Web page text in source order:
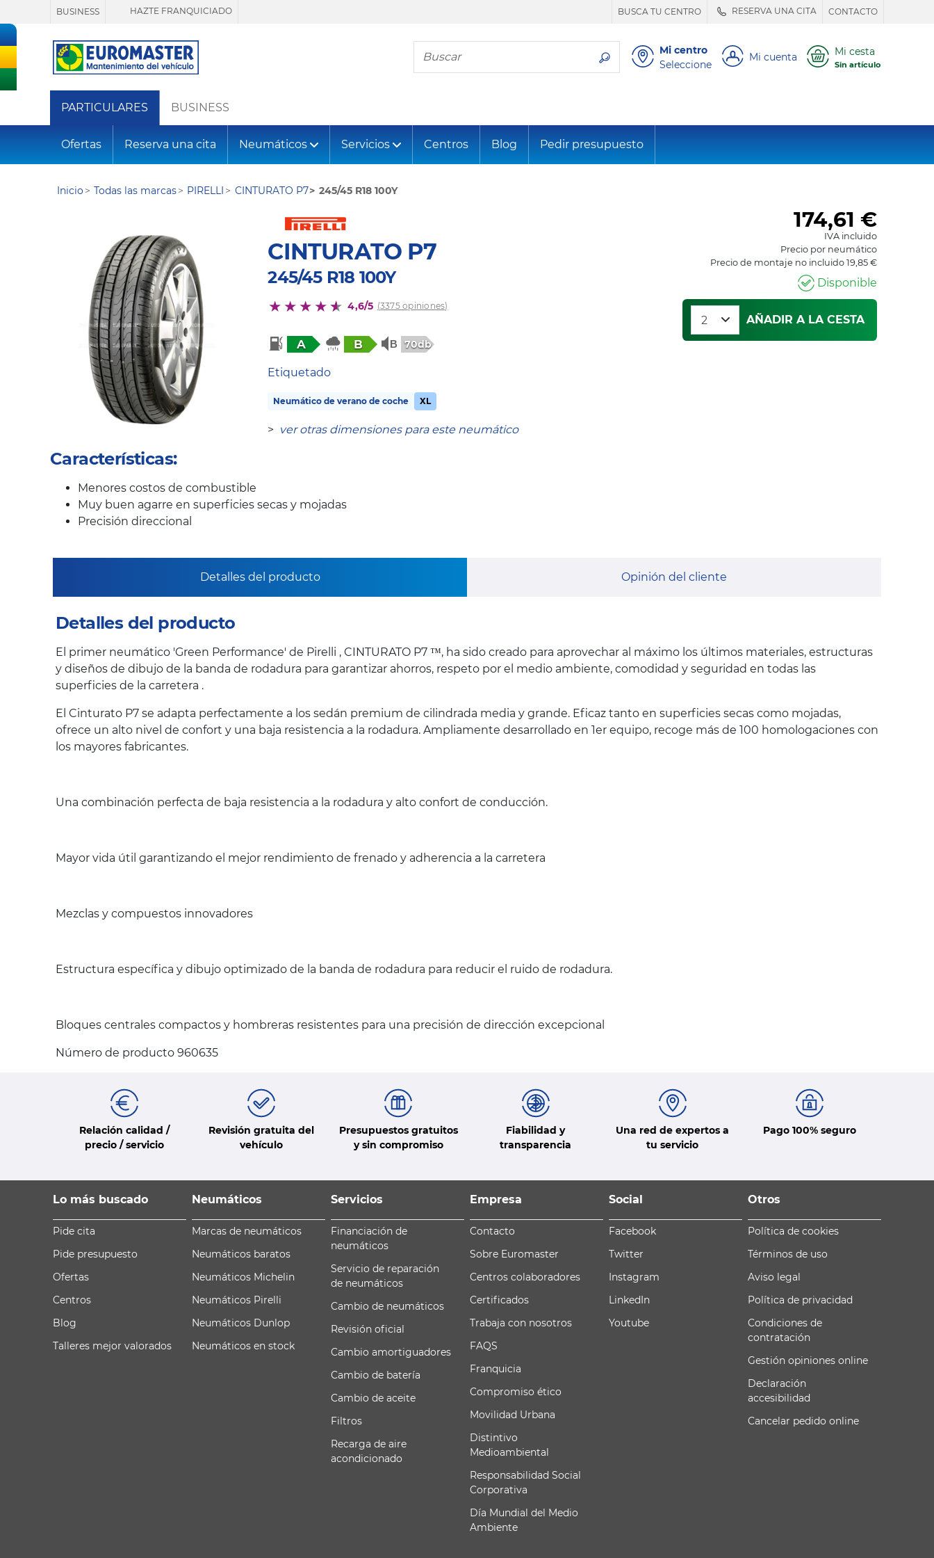
BUSINESS HAZTE FRANQUICIADO BUSCA TU CENTRO RESERVA UNA CITA CONTACTO
Busca tu neumático
Mi centro
Seleccione
Mi cuenta Mi cesta
Sin artículo
PARTICULARES BUSINESS
Ofertas Reserva una cita Neumáticos Servicios Centros Blog Pedir presupuesto
Inicio Todas las marcas PIRELLI CINTURATO P7 245/45 R18 100Y
CINTURATO P7
245/45 R18 100Y
4,6/5 (3375 opiniones)
A B 70db
Etiquetado
Neumático de verano de coche XL
> ver otras dimensiones para este neumático
174,61 €
IVA incluido
Precio por neumático
Precio de montaje no incluido 19,85 €
Disponible
AÑADIR A LA CESTA
Características:
Menores costos de combustible
Muy buen agarre en superficies secas y mojadas
Precisión direccional
Detalles del producto Opinión del cliente
Detalles del producto
El primer neumático 'Green Performance' de Pirelli , CINTURATO P7 ™, ha sido creado para aprovechar al máximo los últimos materiales, estructuras
y diseños de dibujo de la banda de rodadura para garantizar ahorros, respeto por el medio ambiente, comodidad y seguridad en todas las
superficies de la carretera .
El Cinturato P7 se adapta perfectamente a los sedán premium de cilindrada media y grande. Eficaz tanto en superficies secas como mojadas,
ofrece un alto nivel de confort y una baja resistencia a la rodadura. Ampliamente desarrollado en 1er equipo, recoge más de 100 homologaciones con
los mayores fabricantes.
Una combinación perfecta de baja resistencia a la rodadura y alto confort de conducción.
Mayor vida útil garantizando el mejor rendimiento de frenado y adherencia a la carretera
Mezclas y compuestos innovadores
Estructura específica y dibujo optimizado de la banda de rodadura para reducir el ruido de rodadura.
Bloques centrales compactos y hombreras resistentes para una precisión de dirección excepcional
Número de producto 960635
Relación calidad /
precio / servicio
Revisión gratuita del
vehículo
Presupuestos gratuitos
y sin compromiso
Fiabilidad y
transparencia
Una red de expertos a
tu servicio
Pago 100% seguro
Lo más buscado
Pide cita
Pide presupuesto
Ofertas
Centros
Blog
Talleres mejor valorados
Neumáticos
Marcas de neumáticos
Neumáticos baratos
Neumáticos Michelin
Neumáticos Pirelli
Neumáticos Dunlop
Neumáticos en stock
Servicios
Financiación de
neumáticos
Servicio de reparación
de neumáticos
Cambio de neumáticos
Revisión oficial
Cambio amortiguadores
Cambio de batería
Cambio de aceite
Filtros
Recarga de aire
acondicionado
Empresa
Contacto
Sobre Euromaster
Centros colaboradores
Certificados
Trabaja con nosotros
FAQS
Franquicia
Compromiso ético
Movilidad Urbana
Distintivo
Medioambiental
Responsabilidad Social
Corporativa
Día Mundial del Medio
Ambiente
Social
Facebook
Twitter
Instagram
LinkedIn
Youtube
Otros
Política de cookies
Términos de uso
Aviso legal
Política de privacidad
Condiciones de
contratación
Gestión opiniones online
Declaración
accesibilidad
Cancelar pedido online